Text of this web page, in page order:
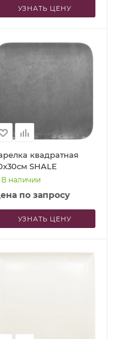
УЗНАТЬ ЦЕНУ
квадратная
SHALE
В наличии
по запросу
УЗНАТЬ ЦЕНУ